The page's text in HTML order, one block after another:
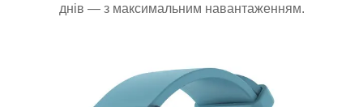
днів — з максимальним навантаженням.